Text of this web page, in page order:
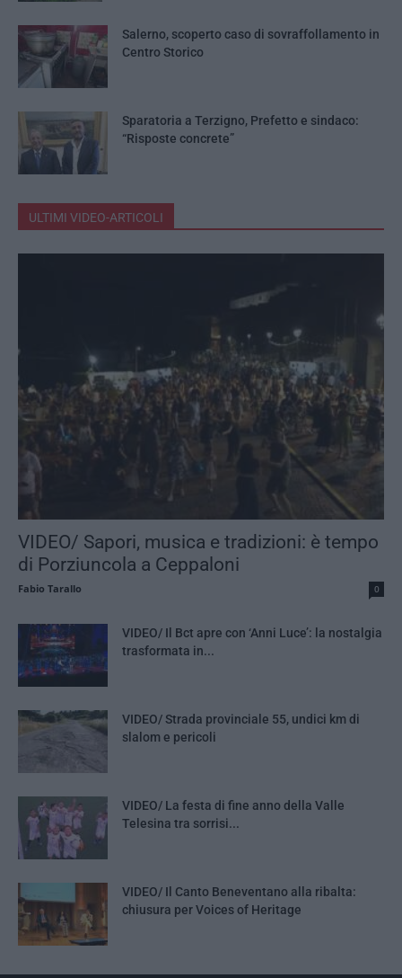
Salerno, scoperto caso di sovraffollamento in
Centro Storico
Sparatoria a Terzigno, Prefetto e sindaco:
“Risposte concrete”
ULTIMI VIDEO-ARTICOLI
VIDEO/ Sapori, musica e tradizioni: è tempo
di Porziuncola a Ceppaloni
Fabio Tarallo 0
VIDEO/ Il Bct apre con ‘Anni Luce’: la nostalgia
trasformata in...
VIDEO/ Strada provinciale 55, undici km di
slalom e pericoli
VIDEO/ La festa di fine anno della Valle
Telesina tra sorrisi...
VIDEO/ Il Canto Beneventano alla ribalta:
chiusura per Voices of Heritage